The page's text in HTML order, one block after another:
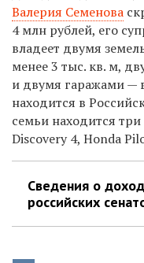
Валерия Семенова
4 млн рублей, его
владеет двумя
менее 3 тыс. кв. м,
и двумя гаражами —
находится в
семьи находится
Discovery 4, Honda
Сведения о
российских